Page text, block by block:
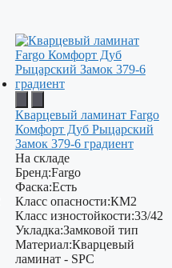
Кварцевый ламинат Fargo
Комфорт Дуб Рыцарский
Замок 379-6 градиент
На складе
Бренд:Fargo
Фаска:Есть
Класс опасности:КМ2
Класс изностойкости:33/42
Укладка:Замковой тип
Материал:Кварцевый
ламинат - SPC